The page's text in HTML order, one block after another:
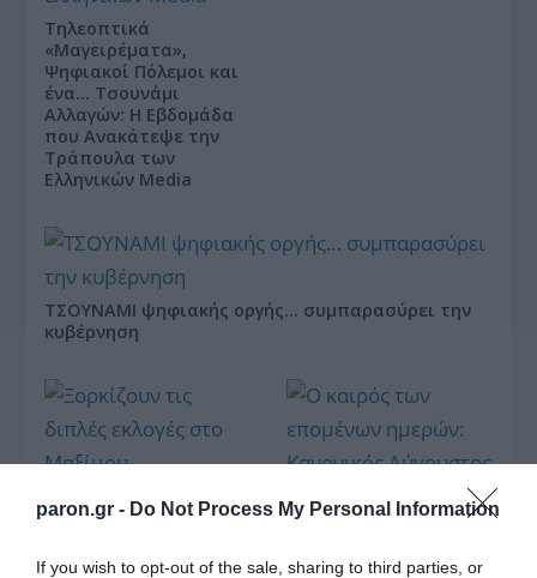
paron.gr - Do Not Process My Personal Information
If you wish to opt-out of the sale, sharing to third parties, or
Τηλεοπτικά
«Μαγειρέματα»,
Ψηφιακοί Πόλεμοι και
ένα… Τσουνάμι
Αλλαγών: Η Εβδομάδα
που Ανακάτεψε την
Τράπουλα των
Ελληνικών Media
ΤΣΟΥΝΑΜΙ ψηφιακής οργής… συμπαρασύρει την
κυβέρνηση
Ξορκίζουν τις διπλές
εκλογές στο Μαξίμου